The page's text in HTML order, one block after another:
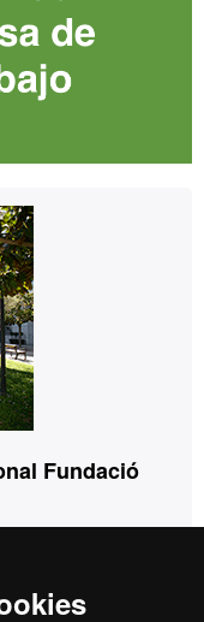
Fundació